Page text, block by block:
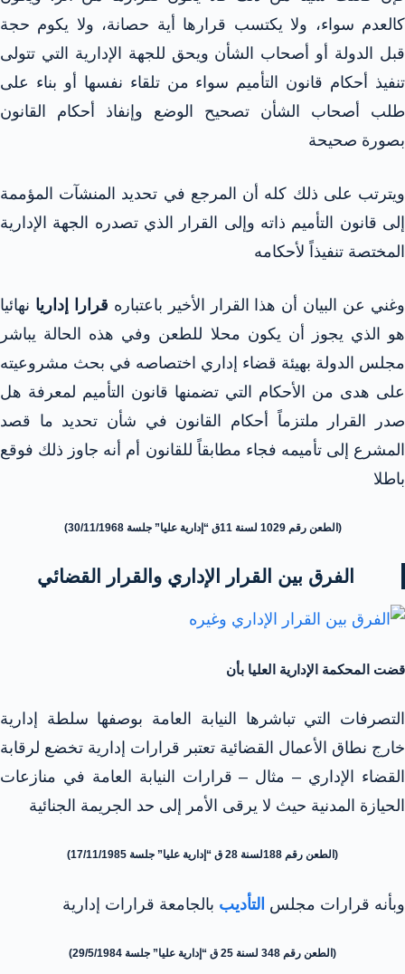
كالعدم سواء، ولا يكتسب قرارها أية حصانة، ولا يكوم حجة
قبل الدولة أو أصحاب الشأن ويحق للجهة الإدارية التي تتولى
تنفيذ أحكام قانون التأميم سواء من تلقاء نفسها أو بناء على
طلب أصحاب الشأن تصحيح الوضع وإنفاذ أحكام القانون
بصورة صحيحة
ويترتب على ذلك كله أن المرجع في تحديد المنشآت المؤممة
إلى قانون التأميم ذاته وإلى القرار الذي تصدره الجهة الإدارية
المختصة تنفيذاً لأحكامه
وغني عن البيان أن هذا القرار الأخير باعتباره قرارا إداريا نهائيا
هو الذي يجوز أن يكون محلا للطعن وفي هذه الحالة يباشر
مجلس الدولة بهيئة قضاء إداري اختصاصه في بحث مشروعيته
على هدى من الأحكام التي تضمنها قانون التأميم لمعرفة هل
صدر القرار ملتزماً أحكام القانون في شأن تحديد ما قصد
المشرع إلى تأميمه فجاء مطابقاً للقانون أم أنه جاوز ذلك فوقع
باطلا
(الطعن رقم 1029 لسنة 11ق “إدارية عليا” جلسة 30/11/1968)
الفرق بين القرار الإداري والقرار القضائي
قضت المحكمة الإدارية العليا بأن
التصرفات التي تباشرها النيابة العامة بوصفها سلطة إدارية
خارج نطاق الأعمال القضائية تعتبر قرارات إدارية تخضع لرقابة
القضاء الإداري – مثال – قرارات النيابة العامة في منازعات
الحيازة المدنية حيث لا يرقى الأمر إلى حد الجريمة الجنائية
(الطعن رقم 188لسنة 28 ق “إدارية عليا” جلسة 17/11/1985)
وبأنه قرارات مجلس التأديب بالجامعة قرارات إدارية
(الطعن رقم 348 لسنة 25 ق “إدارية عليا” جلسة 29/5/1984)